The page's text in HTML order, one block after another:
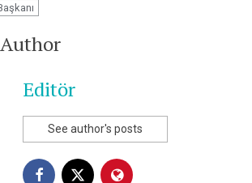
Editör
See author's posts